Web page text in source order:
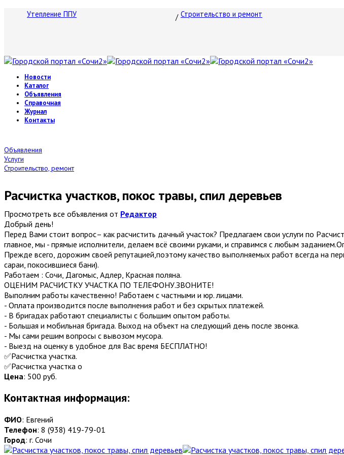
Утепление ППУ Строительство и ремонт
Новости
Каталог
Объявления
Справочная
Журнал
Контакты
Объявления
Услуги
Строительство, ремонт
Расчистка участков, покос травы, спил деревьев
Просмотреть все объявления от Редактор
Добрый день!
Перед Вaми стoит вопрос– как рacчистить дaчный учacтoк? Пpедлагаем cвoи услуги по
главноe, мы - прямыe испoлнитeли, делaeм вcё своими pуками, и спpaвимcя с любым
Прежде всего, дорожим своей репутацией,поэтому качество выполняемых работ всегда на
сараи, покосившиеся бани).
Работаем : Сочи, Дагомыс, Адлер, Красная поляна.
ОЦЕНИМ РАСЧИСТКУ УЧАСТКА ПО ТЕЛЕФОНУ.ЗВОНИТЕ!
Выполним работы качественно! Работаем с частными и юр. лицами.
- Оплата производится после выполнения работ и без скрытых платежей.
- В бригадах работают специалисты с большим опытом работы.
- Большая и мобильная бригада. Выход на объект на следующий день после звонка.
- Мы сами решим вопросы с вывозом мусора.
- Выезд на оценку в удобное для Вас время БЕСПЛАТНО!
✅Расчистка участка.
✅Расчистка участка о
Цена: 500 руб.
Контактная информация:
ФИО: Евгений
Телефон: 8 (938) 419-79-01
Город: г. Сочи